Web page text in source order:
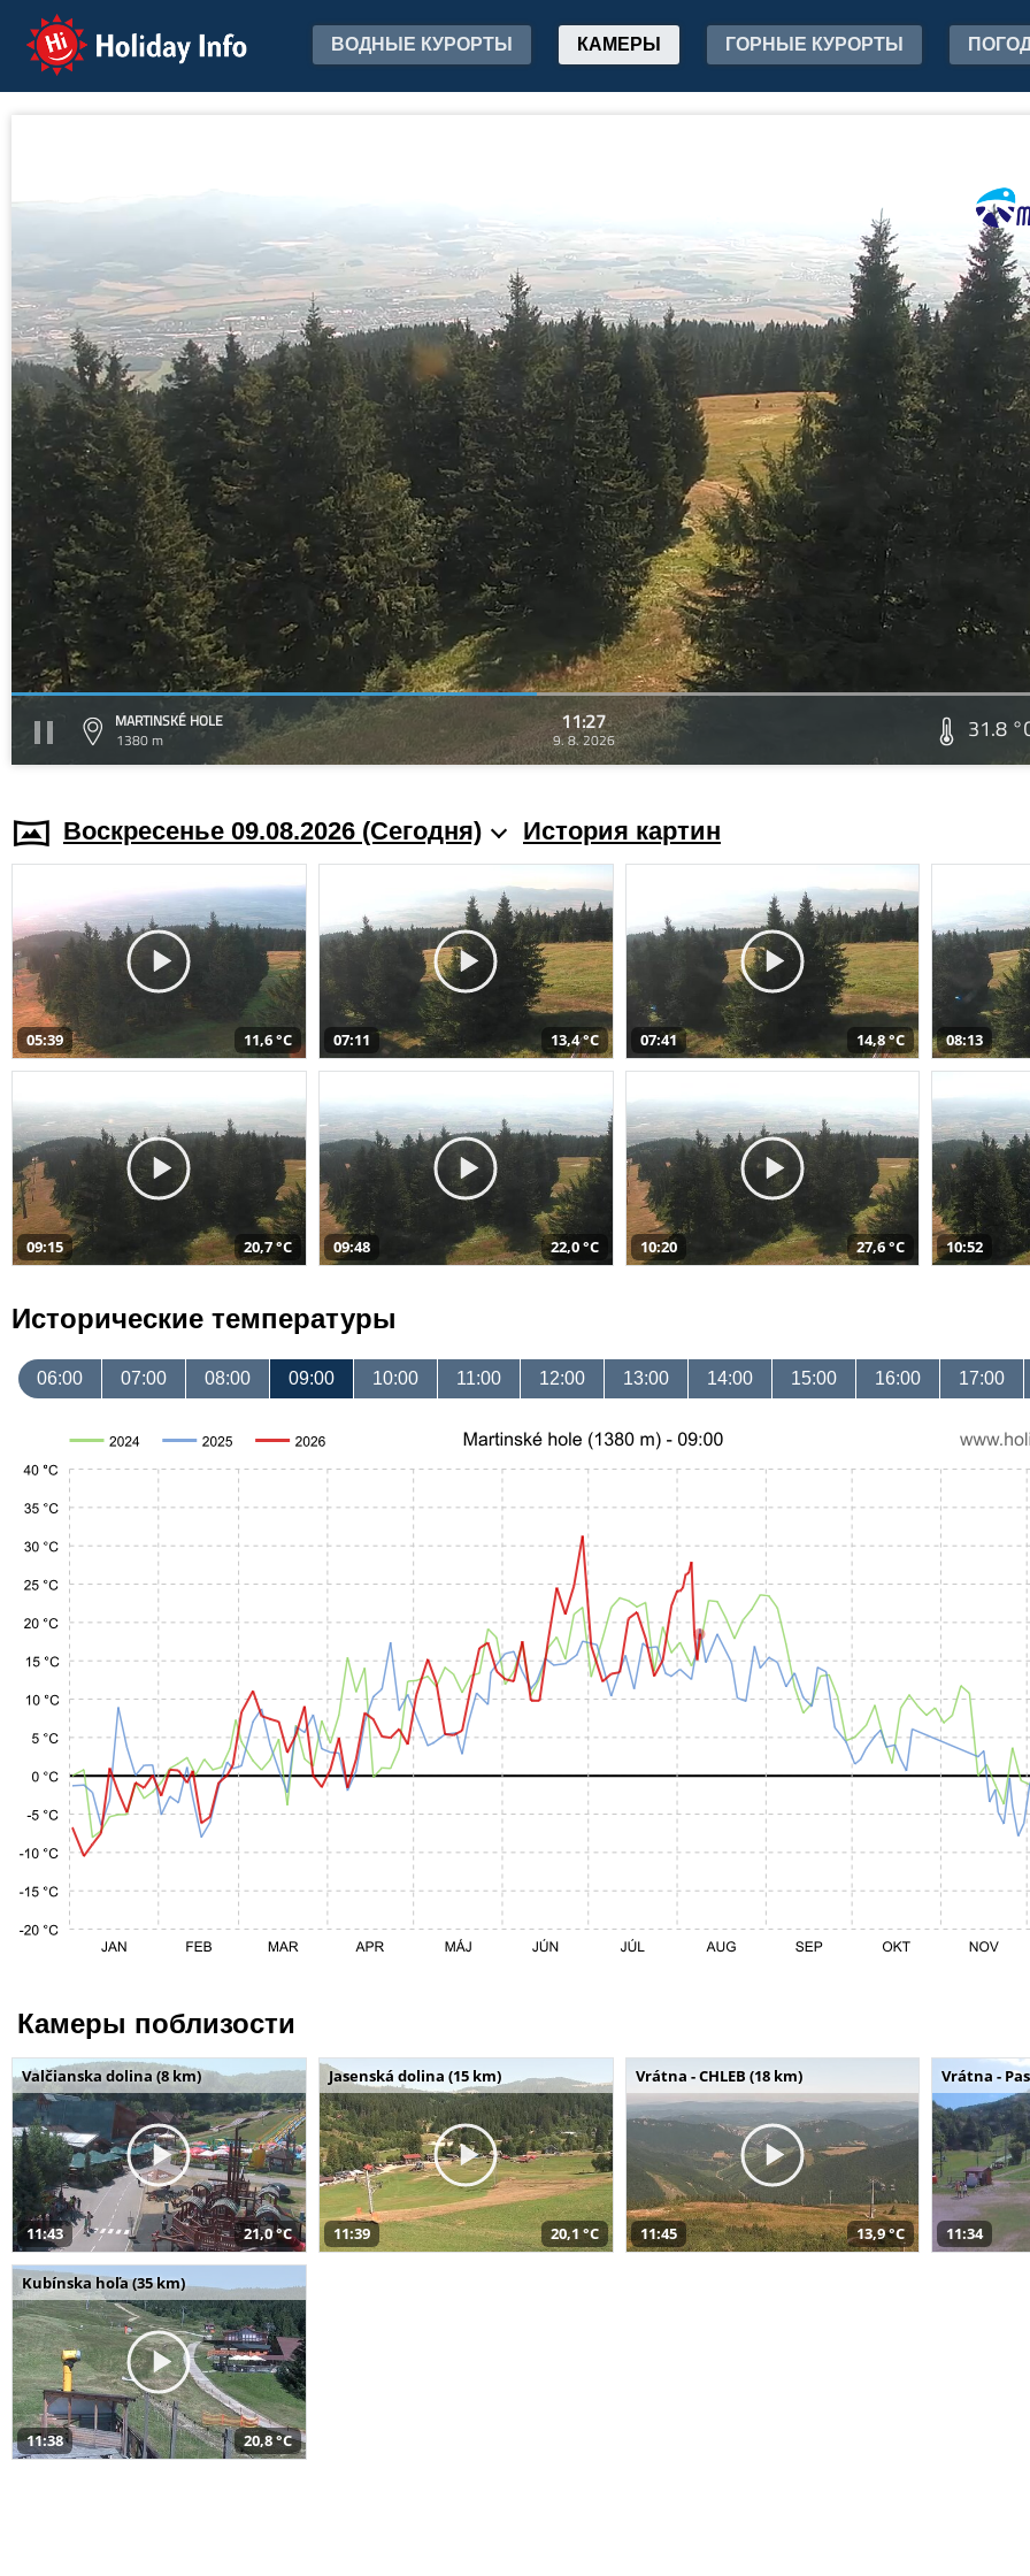
Holiday Info ВОДНЫЕ КУРОРТЫ КАМЕРЫ ГОРНЫЕ КУРОРТЫ
MARTINSKÉ HOLE
1380 m
11:27
9. 8. 2026 31.8
Воскресенье 09.08.2026 (Cегодня) История картин
05:39 11,6 °C 07:11 13,4 °C 07:41 14,8 °C 08:13
09:15 20,7 °C 09:48 22,0 °C 10:20 27,6 °C 10:52
Исторические температуры
06:00 07:00 08:00 09:00 10:00 11:00 12:00 13:00 14:00 15:00 16:00 17:00
Камеры поблизости
Valčianska dolina (8 km)
11:43 21,0 °C
Jasenská dolina (15 km)
11:39 20,1 °C
Vrátna - CHLEB (18 km)
11:45 13,9 °C
Vrátna -
11:34
Kubínska hoľa (35 km)
11:38 20,8 °C